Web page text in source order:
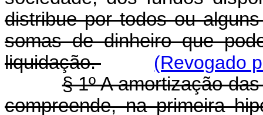
distribue por todos ou
somas de dinheiro que
liquidação.
(Revogado
§ 1º A amortização
compreende, na primeira